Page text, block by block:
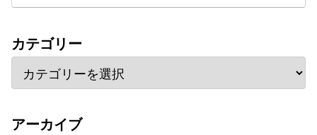
カテゴリー
アーカイブ